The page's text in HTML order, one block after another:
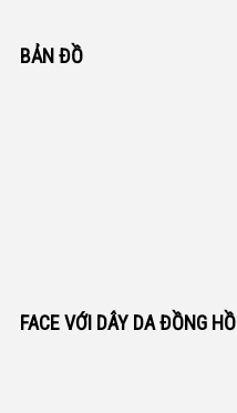
BẢN ĐỒ
FACE VỚI DÂY DA ĐỒNG HỒ